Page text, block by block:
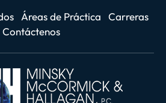
Áreas de Práctica
Carreras
Contáctenos